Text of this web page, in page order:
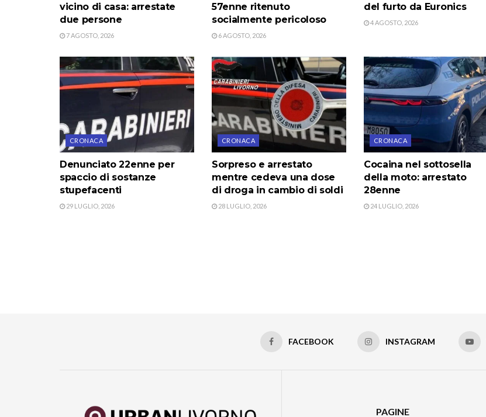
vicino di casa: arrestate
due persone
7 AGOSTO, 2026
57enne ritenuto
socialmente pericoloso
6 AGOSTO, 2026
del furto da Euronics
4 AGOSTO, 2026
CRONACA
Denunciato 22enne per
spaccio di sostanze
stupefacenti
29 LUGLIO, 2026
CRONACA
Sorpreso e arrestato
mentre cedeva una dose
di droga in cambio di soldi
28 LUGLIO, 2026
CRONACA
Cocaina nel sottosella
della moto: arrestato
28enne
24 LUGLIO, 2026
FACEBOOK INSTAGRAM
PAGINE